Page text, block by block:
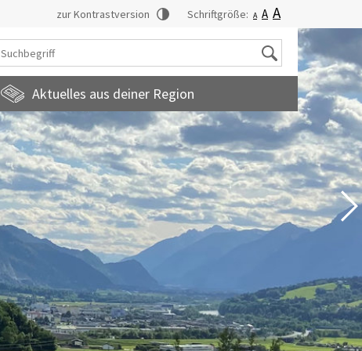
zur Kontrastversion Schriftgröße: A A A
Suche
Aktuelles aus deiner Region
Stadtmagazin
familienfreundlichegemeinde
Europainformationen